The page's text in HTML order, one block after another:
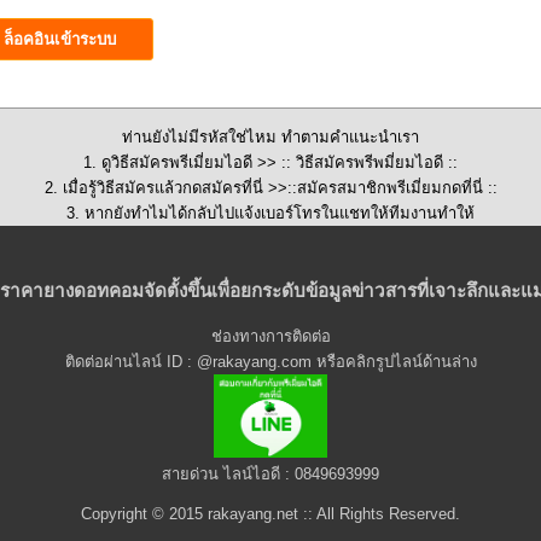
ท่านยังไม่มีรหัสใช่ไหม ทำตามคำแนะนำเรา
1. ดูวิธีสมัครพรีเมี่ยมไอดี >> :: วิธีสมัครพรีพมี่ยมไอดี ::
2. เมื่อรู้วิธีสมัครแล้วกดสมัครที่นี่ >>::สมัครสมาชิกพรีเมี่ยมกดที่นี่ ::
3. หากยังทำไมได้กลับไปแจ้งเบอร์โทรในแชทให้ทีมงานทำให้
ราคายางดอทคอมจัดตั้งขึ้นเพื่อยกระดับข้อมูลข่าวสารที่เจาะลึกและ
ช่องทางการติดต่อ
ติดต่อผ่านไลน์ ID : @rakayang.com หรือคลิกรูปไลน์ด้านล่าง
สายด่วน ไลน์ไอดี : 0849693999
Copyright © 2015 rakayang.net :: All Rights Reserved.